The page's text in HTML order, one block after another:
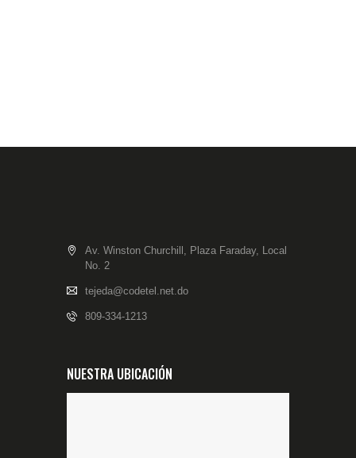
Av. Winston Churchill, Plaza Faraday, Local
No. 2
tejeda@codetel.net.do
809-334-1213
NUESTRA UBICACIÓN